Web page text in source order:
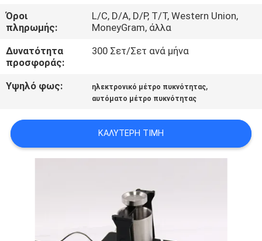
ΖΗΤΉΣΤΕ
ΈΝΑ
ΑΠΌΣΠΑΣΜΑ
PRIVACY
POLICY
Όροι
πληρωμής:
L/C, D/A, D/P, T/T, Western Union,
MoneyGram, άλλα
Δυνατότητα
προσφοράς:
300 Σετ/Σετ ανά μήνα
Υψηλό φως: ηλεκτρονικό μέτρο πυκνότητας,
αυτόματο μέτρο πυκνότητας
ΚΑΛΎΤΕΡΗ ΤΙΜΉ